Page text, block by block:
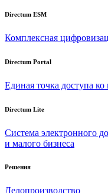
Directum ESM
Комплексная
Directum Portal
Единая точка доступа
Directum Lite
Система электронного
и малого бизнеса
Решения
Делопроизводство